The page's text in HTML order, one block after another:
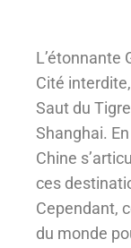
L’étonnante
Cité
Saut du
Shanghai.
Chine
ces
Cependant,
du monde